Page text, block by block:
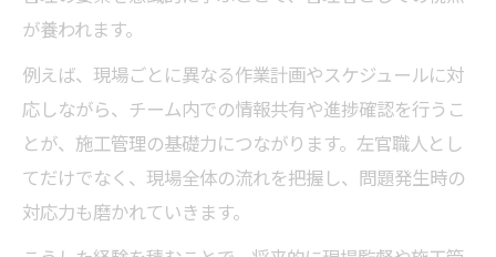
が養われます。
例えば、現場ごとに異なる作業計画やスケジュールに対
応しながら、チーム内での情報共有や進捗確認を行うこ
とが、施工管理の基礎力につながります。左官職人とし
てだけでなく、現場全体の流れを把握し、問題発生時の
対応力も磨かれていきます。